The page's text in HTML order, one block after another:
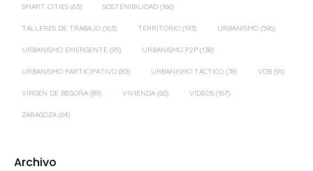
SMART CITIES (63) SOSTENIBILIDAD (166)
TALLERES DE TRABAJO (163) TERRITORIO (193) URBANISMO (596)
URBANISMO EMERGENTE (95) URBANISMO P2P (138)
URBANISMO PARTICIPATIVO (83) URBANISMO TÁCTICO (78) VDB (91)
VIRGEN DE BEGOÑA (89) VIVIENDA (60) VÍDEOS (167)
ZARAGOZA (64)
Archivo